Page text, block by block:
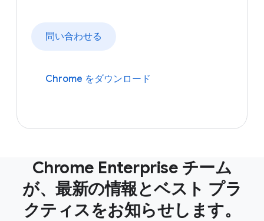
問い合わせる
Chrome をダウンロード
Chrome Enterprise チーム
が、最新の情報とベスト プラ
クティスをお知らせします。